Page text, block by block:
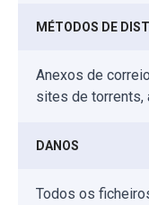
MÉTODOS DE
Anexos de
sites de torrents,
DANOS
Todos os